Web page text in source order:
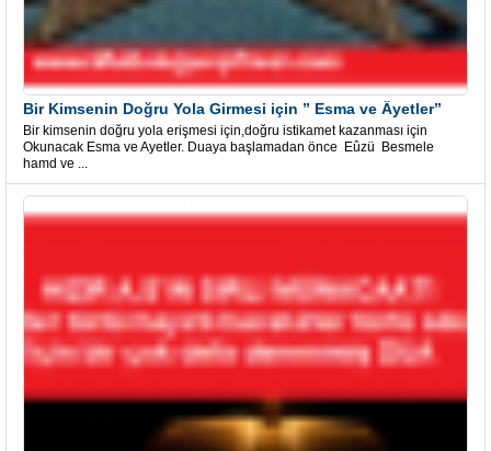
Bir Kimsenin Doğru Yola Girmesi için ” Esma ve Âyetler”
Bir kimsenin doğru yola erişmesi için,doğru istikamet kazanması için
Okunacak Esma ve Ayetler. Duaya başlamadan önce Eûzü Besmele
hamd ve ...